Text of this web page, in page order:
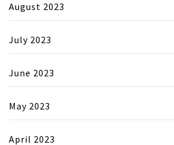
August 2023
July 2023
June 2023
May 2023
April 2023